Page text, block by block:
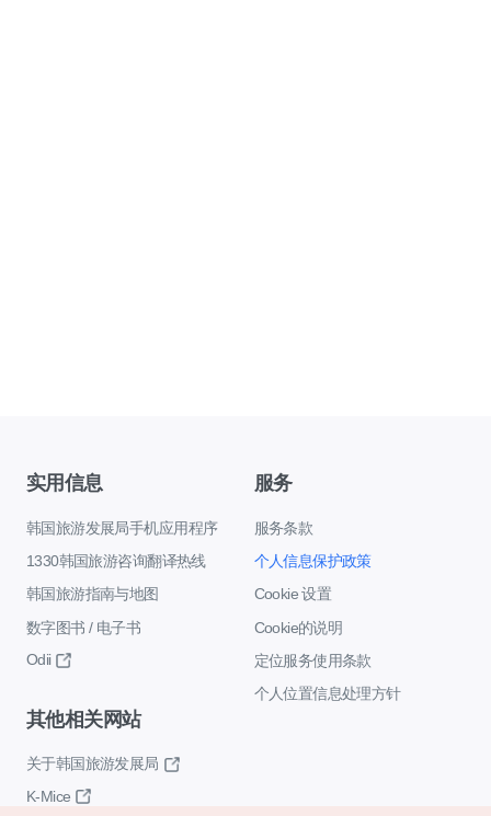
实用信息
韩国旅游发展局手机应用程序
1330韩国旅游咨询翻译热线
韩国旅游指南与地图
数字图书 / 电子书
Odii
服务
服务条款
个人信息保护政策
Cookie 设置
Cookie的说明
定位服务使用条款
个人位置信息处理方针
其他相关网站
关于韩国旅游发展局
K-Mice